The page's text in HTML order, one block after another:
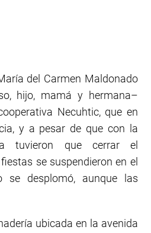
del Carmen Maldonado
hijo, mamá y hermana–
Necuhtic, que en
y a pesar de que con la
tuvieron que cerrar el
se suspendieron en el
se desplomó, aunque las
ubicada en la avenida